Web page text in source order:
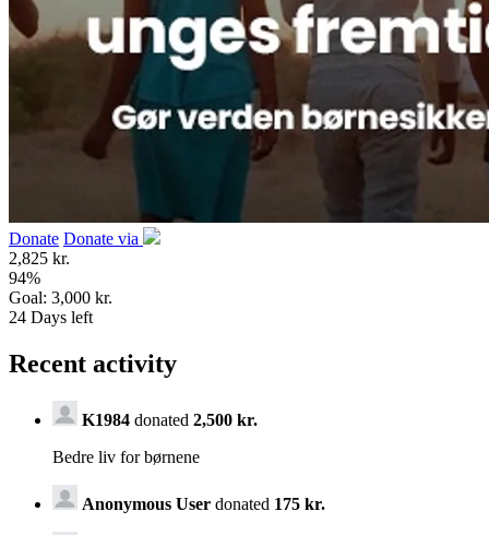
Donate Donate via
2,825 kr.
94%
Goal: 3,000 kr.
24 Days left
Recent activity
K1984 donated 2,500 kr.
Bedre liv for børnene
Anonymous User donated 175 kr.